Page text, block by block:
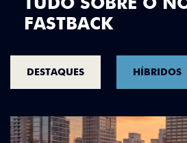
FASTBACK
DESTAQUES HÍBRIDOS